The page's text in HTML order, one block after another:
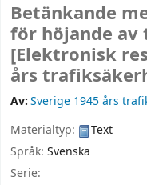
Betänkande
för höjande
[Elektronisk
års
Av:Sverige 1945 års
Materialtyp:
Text
Språk: Svenska
Serie: